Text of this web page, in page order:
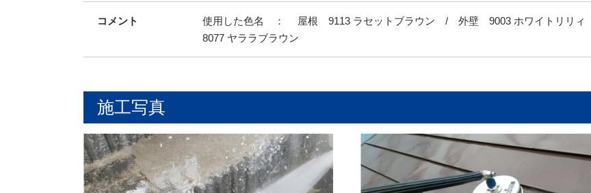
コメント
使用した色名 ： 屋根 9113 ラセットブラウン / 外壁 9003 ホワイトリリィ
8077 ヤララブラウン
施工写真